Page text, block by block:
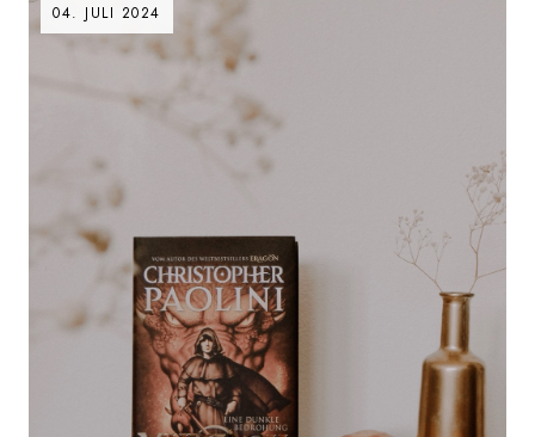
04. JULI 2024